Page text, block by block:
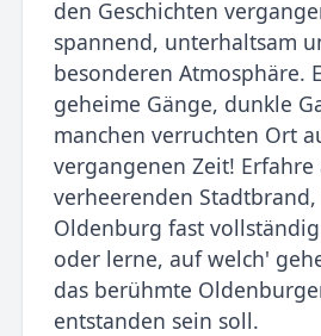
den Geschichten
spannend, unterhaltsam
besonderen Atmosphäre.
geheime Gänge, dunkle
manchen verruchten Ort
vergangenen Zeit!
verheerenden
Oldenburg fast
oder lerne, auf welch'
das berühmte
entstanden sein soll.